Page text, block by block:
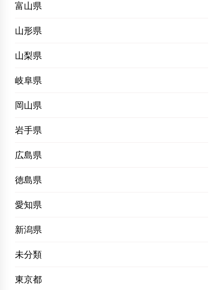
富山県
山形県
山梨県
岐阜県
岡山県
岩手県
広島県
徳島県
愛知県
新潟県
未分類
東京都